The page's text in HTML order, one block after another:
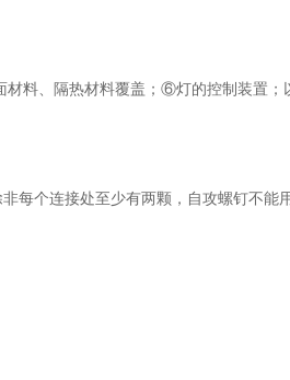
隔热材料覆盖；⑥灯的控制装置；
个连接处至少有两颗，自攻螺钉不能用